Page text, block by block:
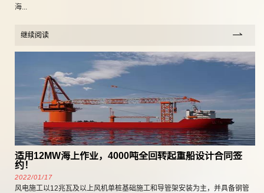
海...
继续阅读
适用12MW海上作业，4000吨全回转起重船设计合同签
约！
2022/01/17
风电施工以12兆瓦及以上风机单桩基础施工和导管架安装为主，并具备钢管